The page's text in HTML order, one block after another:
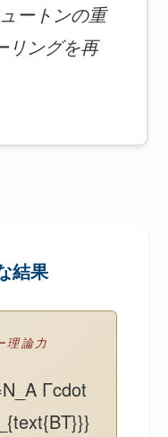
ートンの重
リングを再
結果
理論力
Γcdot